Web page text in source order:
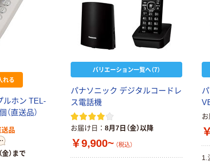
れる
ルホン TEL-
直送品）
送品
）まで
バリエーション一覧へ（7）
パナソニック デジタルコードレ
ス電話機
お届け日 8月7日（金）以降
￥9,900~ （税込）
お
1.